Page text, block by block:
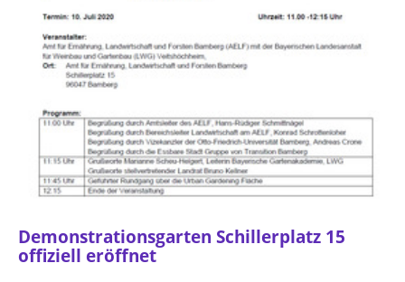
Demonstrationsgarten Schillerplatz 15
offiziell eröffnet